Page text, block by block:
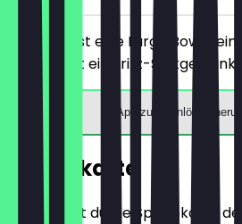
Du bestellst eine Large Bowl
bekommst ein Fritz-Softgetränk
App zum Einlösen
Speisekarte
Hier findest du die Speisekarte